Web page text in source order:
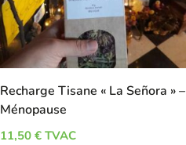
Recharge Tisane « La Señora » –
Ménopause
11,50€ TVAC